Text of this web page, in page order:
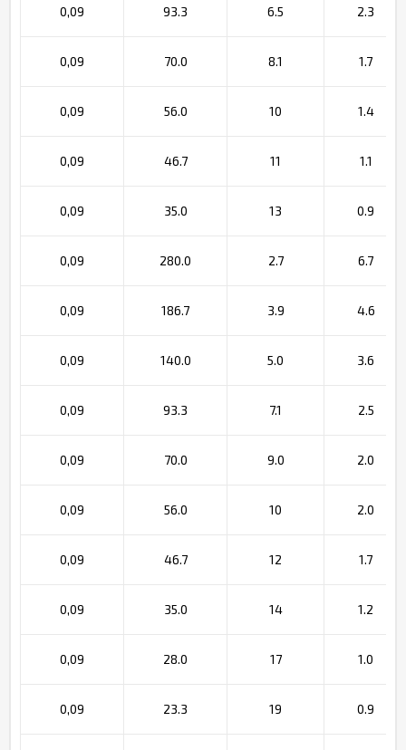
0,09 93.3 6.5 2.3
0,09 70.0 8.1 1.7
0,09 56.0 10 1.4
0,09 46.7 11 1.1
0,09 35.0 13 0.9
0,09 280.0 2.7 6.7
0,09 186.7 3.9 4.6
0,09 140.0 5.0 3.6
0,09 93.3 7.1 2.5
0,09 70.0 9.0 2.0
0,09 56.0 10 2.0
0,09 46.7 12 1.7
0,09 35.0 14 1.2
0,09 28.0 17 1.0
0,09 23.3 19 0.9